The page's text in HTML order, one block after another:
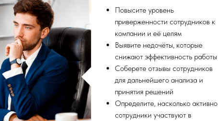
Повысите уровень
приверженности сотрудников к
компании и её целям
Выявите недочёты, которые
снижают эффективность работы
Соберете отзывы сотрудников
для дальнейшего анализа и
принятия решений
Определите, насколько активно
сотрудники участвуют в